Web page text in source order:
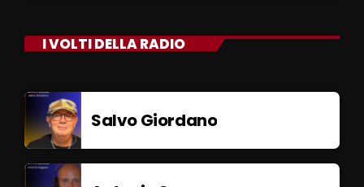
I VOLTI DELLA RADIO
Salvo Giordano